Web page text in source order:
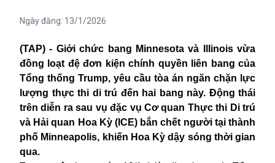
Ngày đăng: 13/1/2026
(TAP) - Giới chức bang Minnesota và Illinois vừa
đồng loạt đệ đơn kiện chính quyền liên bang của
Tổng thống Trump, yêu cầu tòa án ngăn chặn lực
lượng thực thi di trú đến hai bang này. Động thái
trên diễn ra sau vụ đặc vụ Cơ quan Thực thi Di trú
và Hải quan Hoa Kỳ (ICE) bắn chết người tại thành
phố Minneapolis, khiến Hoa Kỳ dậy sóng thời gian
qua.